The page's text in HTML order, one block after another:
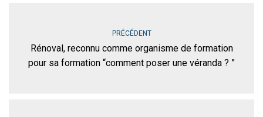
PRÉCÉDENT
Rénoval, reconnu comme organisme de formation
pour sa formation “comment poser une véranda ? ”